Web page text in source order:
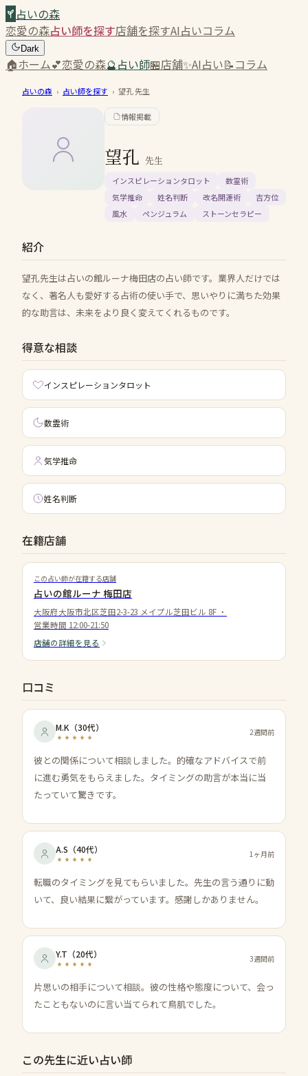
占いの森
恋愛の森占い師を探す店舗を探すAI占いコラム
Dark
🏠ホーム💕恋愛の森🔮占い師🏪店舗✨AI占い📝コラム
占いの森 › 占い師を探す › 望孔先生
情報掲載
望孔 先生
インスピレーションタロット
数霊術
気学推命
姓名判断 改名開運術
吉方位
風水
ペンジュラム ストーンセラピー
紹介
望孔先生は占いの館ルーナ梅田店の占い師です。業界人だけでは
なく、著名人も愛好する占術の使い手で、思いやりに満ちた効果
的な助言は、未来をより良く変えてくれるものです。
得意な相談
インスピレーションタロット
数霊術
気学推命
姓名判断
在籍店舗
この占い師が在籍する店舗
占いの館ルーナ 梅田店
大阪府大阪市北区芝田2-3-23 メイプル芝田ビル 8F ・
営業時間 12:00-21:50
店舗の詳細を見る
口コミ
M.K （30代） 2週間前
彼との関係について相談しました。的確なアドバイスで前
に進む勇気をもらえました。タイミングの助言が本当に当
たっていて驚きです。
A.S （40代） 1ヶ月前
転職のタイミングを見てもらいました。先生の言う通りに動
いて、良い結果に繋がっています。感謝しかありません。
Y.T （20代） 3週間前
片思いの相手について相談。彼の性格や態度について、会っ
たこともないのに言い当てられて鳥肌でした。
この先生に近い占い師